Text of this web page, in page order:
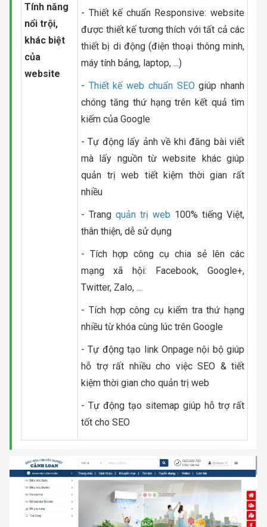
Tính năng
nổi trội,
khác biệt
của
website
- Thiết kế chuẩn Responsive: website
được thiết kế tương thích với tất cả các
thiết bị di động (điện thoại thông minh,
máy tính bảng, laptop, ...)
- Thiết kế web chuẩn SEOgiúp nhanh
chóng tăng thứ hạng trên kết quả tìm
kiếm của Google
- Tự động lấy ảnh về khi đăng bài viết
mà lấy nguồn từ website khác giúp
quản trị web tiết kiệm thời gian rất
nhiều
- Trang quản trị web 100% tiếng Việt,
thân thiện, dễ sử dụng
- Tích hợp công cụ chia sẻ lên các
mạng xã hội: Facebook, Google+,
Twitter, Zalo, ...
- Tích hợp công cụ kiểm tra thứ hạng
nhiều từ khóa cùng lúc trên Google
- Tự động tạo link Onpage nội bộ giúp
hỗ trợ rất nhiều cho việc SEO & tiết
kiệm thời gian cho quản trị web
- Tự động tạo sitemap giúp hỗ trợ rất
tốt cho SEO